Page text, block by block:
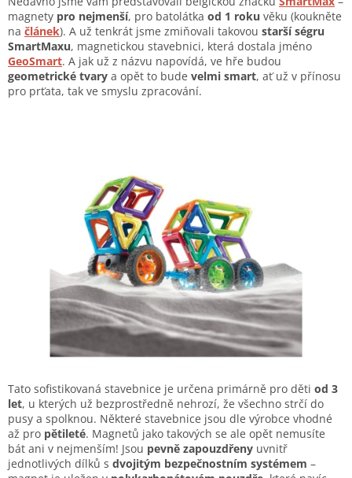
magnety pro nejmenší, pro batolátka od 1 roku věku (koukněte
na článek). A už tenkrát jsme zmiňovali takovou starší ségru
SmartMaxu, magnetickou stavebnici, která dostala jméno
GeoSmart. A jak už z názvu napovídá, ve hře budou
geometrické tvary a opět to bude velmi smart, ať už v přínosu
pro prťata, tak ve smyslu zpracování.
Tato sofistikovaná stavebnice je určena primárně pro děti od 3
let, u kterých už bezprostředně nehrozí, že všechno strčí do
pusy a spolknou. Některé stavebnice jsou dle výrobce vhodné
až pro pětileté. Magnetů jako takových se ale opět nemusíte
bát ani v nejmenším! Jsou pevně zapouzdřeny uvnitř
jednotlivých dílků s dvojitým bezpečnostním systémem –